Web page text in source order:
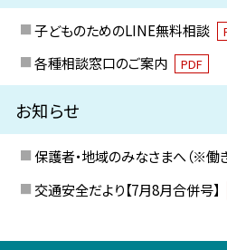
子どものためのLINE無料相談
各種相談窓口のご案内 PDF
お知らせ
保護者・地域のみなさまへ（※働
交通安全だより【7月8月合併号】